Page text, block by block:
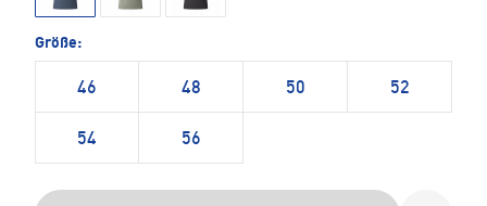
Größe:
46 48 50 52
54 56